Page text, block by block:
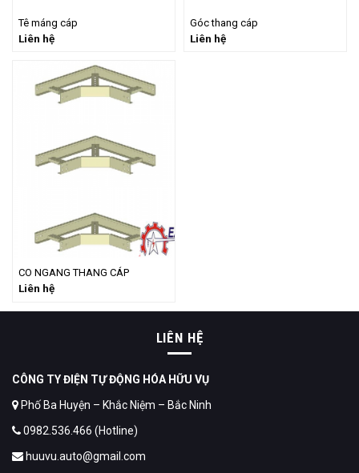
Tê máng cáp
Liên hệ
Góc thang cáp
Liên hệ
CO NGANG THANG CÁP
Liên hệ
LIÊN HỆ
CÔNG TY ĐIỆN TỰ ĐỘNG HÓA HỮU VỤ
Phố Ba Huyện – Khắc Niệm – Bắc Ninh
0982.536.466 (Hotline)
huuvu.auto@gmail.com